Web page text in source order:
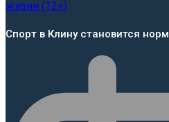
Спорт в Клину становится